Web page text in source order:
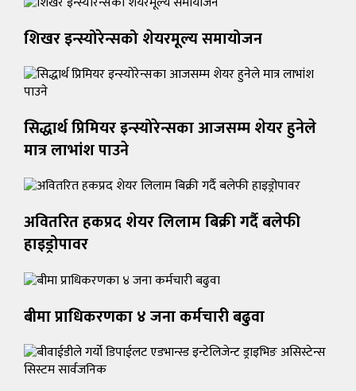
शिखर इन्स्योरेन्सको शेयरमूल्य समायोजन
सिद्धार्थ प्रिमियर इन्स्योरेन्सका आजसम्म शेयर हुनेले
मात्र लाभांश पाउने
अवितरित हकप्रद शेयर लिलाम बिक्री गर्दै बलेफी
हाइड्रोपावर
बीमा प्राधिकरणका ४ जना कर्मचारी बढुवा